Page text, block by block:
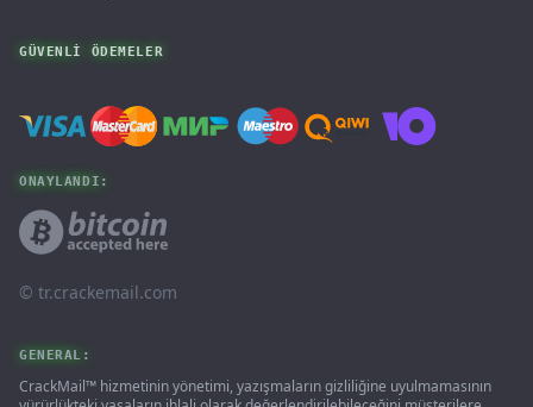
GÜVENLI ÖDEMELER
ONAYLANDI:
© ‌tr.crackemail.com
GENERAL:
CrackMail™ hizmetinin yönetimi, yazışmaların gizliliğine uyulmamasının